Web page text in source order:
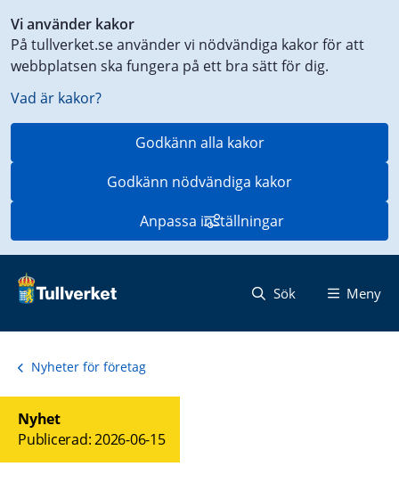
Vi använder kakor
På tullverket.se använder vi nödvändiga kakor för att
webbplatsen ska fungera på ett bra sätt för dig.
Vad är kakor?
Godkänn alla kakor
Godkänn nödvändiga kakor
Anpassa inställningar
till
innehåll
på
aktuell
Sök Meny
Nyheter för företag
Nyhet
Publicerad: 2026-06-15